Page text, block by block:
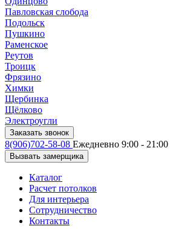
Павловская слобода
Подольск
Пушкино
Раменское
Реутов
Троицк
Фрязино
Химки
Щербинка
Щёлково
Электроугли
Заказать звонок
8(906)702-58-08 Ежедневно 9:00 - 21:00
Вызвать замерщика
Каталог
Расчет потолков
Для интерьера
Сотрудничество
Контакты